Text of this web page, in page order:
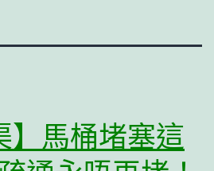
】馬桶堵塞這